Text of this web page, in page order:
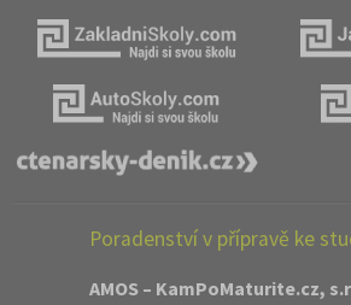
Poradenství v přípravě ke
AMOS – KamPoMaturite.cz,